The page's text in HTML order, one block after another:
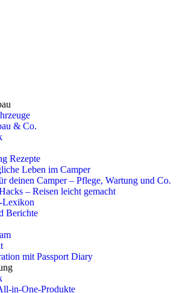
& Co.
Rezepte
Leben im Camper
deinen Camper – Pflege, Wartung und Co.
– Reisen leicht gemacht
Lexikon
Berichte
mit Passport Diary
in-One-Produkte